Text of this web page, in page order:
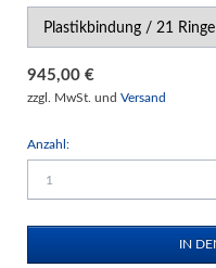
945,00 €
zzgl. MwSt. und Versand
Anzahl: